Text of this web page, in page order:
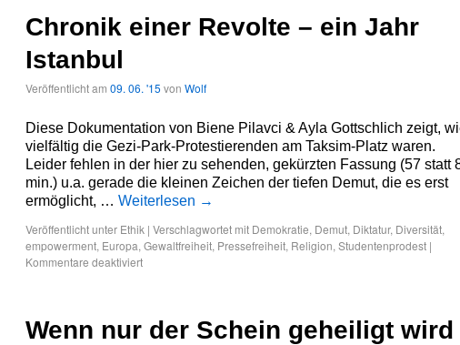
Chronik einer Revolte – ein Jahr
Istanbul
Veröffentlicht am 09. 06. '15 von Wolf
Diese Dokumentation von Biene Pilavci & Ayla Gottschlich zeigt,
vielfältig die Gezi-Park-Protestierenden am Taksim-Platz waren.
Leider fehlen in der hier zu sehenden, gekürzten Fassung (57 statt
min.) u.a. gerade die kleinen Zeichen der tiefen Demut, die es erst
ermöglicht, … Weiterlesen →
Veröffentlicht unter Ethik | Verschlagwortet mit Demokratie, Demut, Diktatur, Diversität,
empowerment, Europa, Gewaltfreiheit, Pressefreiheit, Religion, Studentenprodest |
Kommentare deaktiviert
Wenn nur der Schein geheiligt wird